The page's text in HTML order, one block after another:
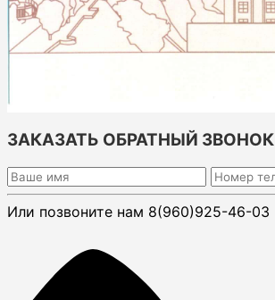
ЗАКАЗАТЬ ОБРАТНЫЙ ЗВОНОК
Или позвоните нам 8(960)925-46-03